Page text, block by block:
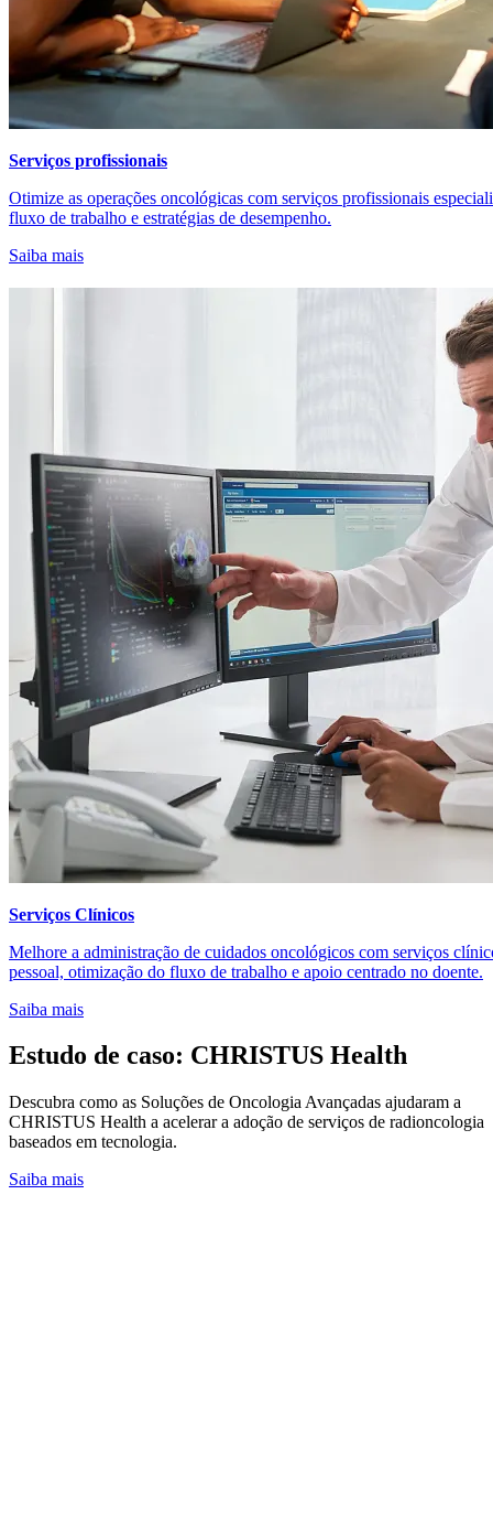
Serviços profissionais
Otimize as operações oncológicas com serviços profissionais
fluxo de trabalho e estratégias de desempenho.
Saiba mais
Serviços Clínicos
Melhore a administração de cuidados oncológicos com serviços
pessoal, otimização do fluxo de trabalho e apoio centrado no doente.
Saiba mais
Estudo de caso: CHRISTUS Health
Descubra como as Soluções de Oncologia Avançadas ajudaram a
CHRISTUS Health a acelerar a adoção de serviços de radioncologia
baseados em tecnologia.
Saiba mais